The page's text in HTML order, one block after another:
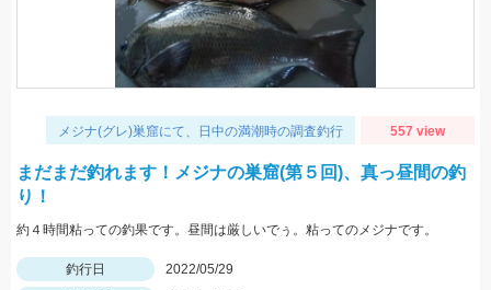
メジナ(グレ)巣窟にて、日中の満潮時の調査釣行 557 view
まだまだ釣れます！メジナの巣窟(第５回)、真っ昼間の釣
り！
約４時間粘っての釣果です。昼間は厳しいでぅ。粘ってのメジナです。
釣行日
2022/05/29